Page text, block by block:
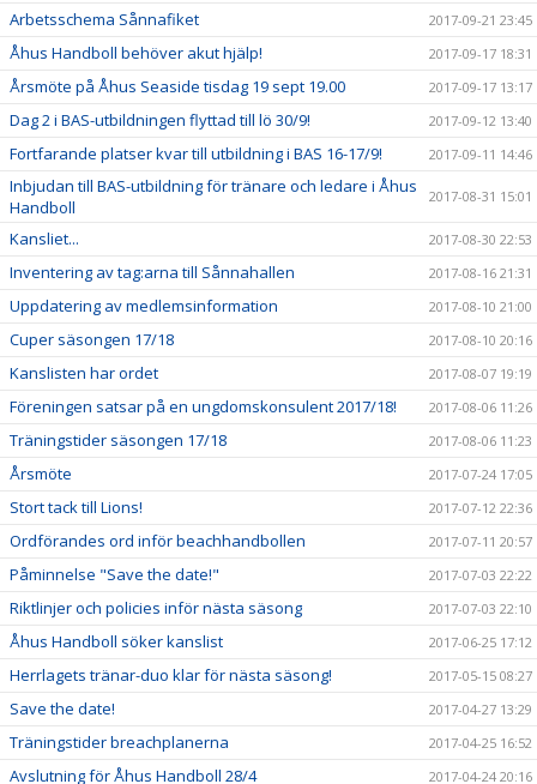
Arbetsschema Sånnafiket 2017-09-21 23:45
Åhus Handboll behöver akut hjälp! 2017-09-17 18:31
Årsmöte på Åhus Seaside tisdag 19 sept 19.00 2017-09-17 13:17
Dag 2 i BAS-utbildningen flyttad till lö 30/9! 2017-09-12 13:40
Fortfarande platser kvar till utbildning i BAS 16-17/9! 2017-09-11 14:46
Inbjudan till BAS-utbildning för tränare och ledare i Åhus
Handboll
2017-08-31 15:01
Kansliet... 2017-08-30 22:53
Inventering av tag:arna till Sånnahallen 2017-08-16 21:31
Uppdatering av medlemsinformation 2017-08-10 21:00
Cuper säsongen 17/18 2017-08-10 20:16
Kanslisten har ordet 2017-08-07 19:19
Föreningen satsar på en ungdomskonsulent 2017/18! 2017-08-06 11:26
Träningstider säsongen 17/18 2017-08-06 11:23
Årsmöte 2017-07-24 17:05
Stort tack till Lions! 2017-07-12 22:36
Ordförandes ord inför beachhandbollen 2017-07-11 20:57
Påminnelse "Save the date!" 2017-07-03 22:22
Riktlinjer och policies inför nästa säsong 2017-07-03 22:10
Åhus Handboll söker kanslist 2017-06-25 17:12
Herrlagets tränar-duo klar för nästa säsong! 2017-05-15 08:27
Save the date! 2017-04-27 13:29
Träningstider breachplanerna 2017-04-25 16:52
Avslutning för Åhus Handboll 28/4 2017-04-24 20:16